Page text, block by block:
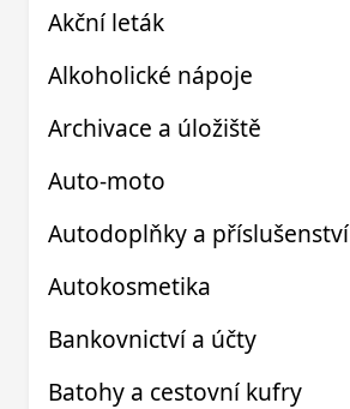
Akční leták
Alkoholické nápoje
Archivace a úložiště
Auto-moto
Autodoplňky a příslušenství
Autokosmetika
Bankovnictví a účty
Batohy a cestovní kufry